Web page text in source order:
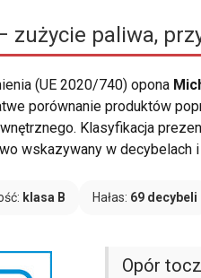
zużycie paliwa,
(UE 2020/740) opona
porównanie produktów
Klasyfikacja
wskazywany w
klasa B Hałas: 69 decybeli
Opór